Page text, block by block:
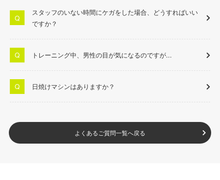
スタッフのいない時間にケガをした場合、どうすればいい
ですか？
トレーニング中、男性の目が気になるのですが...
日焼けマシンはありますか？
よくあるご質問一覧へ戻る